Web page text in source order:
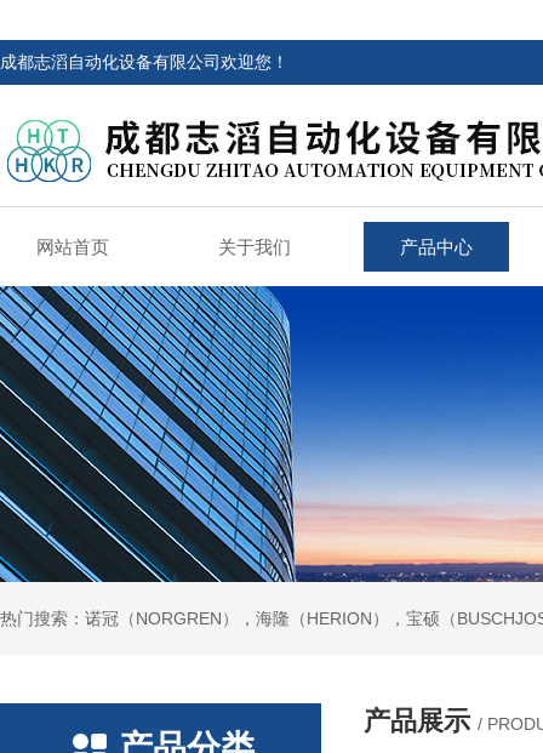
成都志滔自动化设备有限公司欢迎您！
网站首页 关于我们 产品中心
热门搜索：诺冠（NORGREN），海隆（HERION），宝硕（
产品展示 /